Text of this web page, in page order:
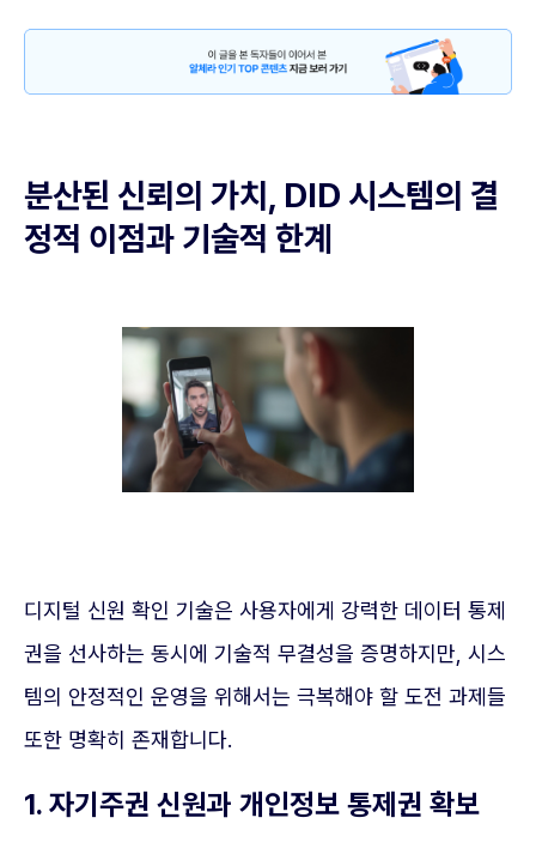
분산된 신뢰의 가치, DID 시스템의 결
정적 이점과 기술적 한계
디지털 신원 확인 기술은 사용자에게 강력한 데이터 통제
권을 선사하는 동시에 기술적 무결성을 증명하지만, 시스
템의 안정적인 운영을 위해서는 극복해야 할 도전 과제들
또한 명확히 존재합니다.
1. 자기주권 신원과 개인정보 통제권 확보